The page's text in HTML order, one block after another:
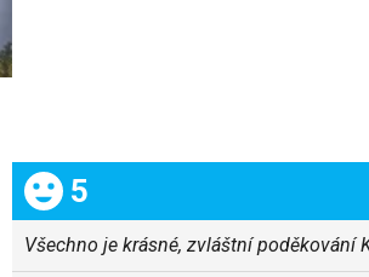
Celkom:
5
Všechno je krásné, zvláštní poděkování